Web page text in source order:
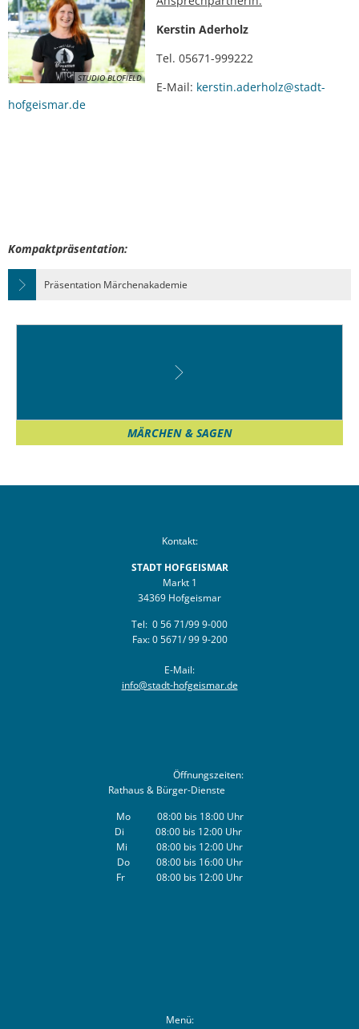
STUDIO BLOFIELD
Kerstin Aderholz
Tel. 05671-999222
E-Mail: kerstin.aderholz@stadt-
hofgeismar.de
Kompaktpräsentation:
Präsentation Märchenakademie
MÄRCHEN & SAGEN
Kontakt:
STADT HOFGEISMAR
Markt 1
34369 Hofgeismar
Tel: 0 56 71/99 9-000
Fax: 0 5671/ 99 9-200
E-Mail:
info@stadt-hofgeismar.de
Öffnungszeiten:
Rathaus & Bürger-Dienste
Mo 08:00 bis 18:00 Uhr
Di 08:00 bis 12:00 Uhr
Mi 08:00 bis 12:00 Uhr
Do 08:00 bis 16:00 Uhr
Fr 08:00 bis 12:00 Uhr
Menü: